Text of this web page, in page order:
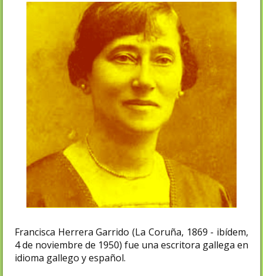
Francisca Herrera Garrido (La Coruña, 1869 - ibídem,
4 de noviembre de 1950) fue una escritora gallega en
idioma gallego y español.